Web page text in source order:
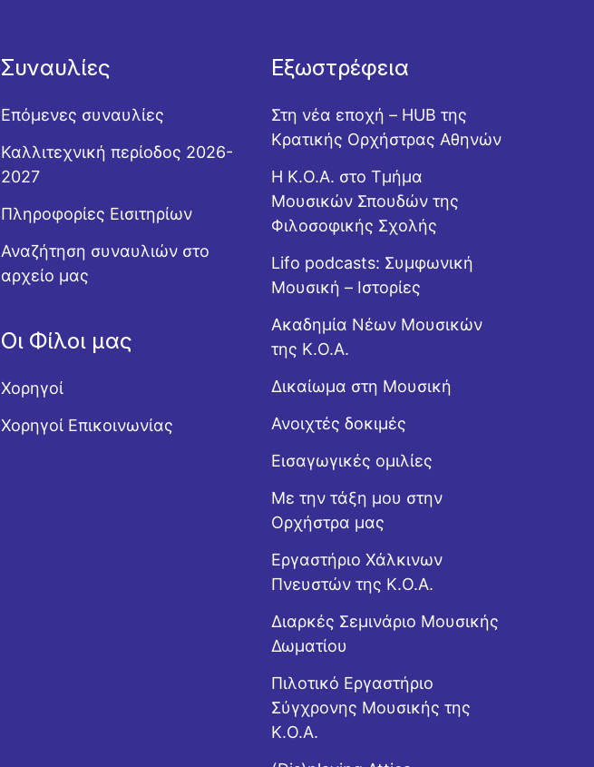
Συναυλίες
Επόμενες συναυλίες
Καλλιτεχνική περίοδος 2026-
2027
Πληροφορίες Εισιτηρίων
Αναζήτηση συναυλιών στο
αρχείο μας
Οι Φίλοι μας
Χορηγοί
Χορηγοί Επικοινωνίας
Εξωστρέφεια
Στη νέα εποχή – HUB της
Κρατικής Ορχήστρας Αθηνών
Η Κ.Ο.Α. στο Τμήμα
Μουσικών Σπουδών της
Φιλοσοφικής Σχολής
Lifo podcasts: Συμφωνική
Μουσική – Ιστορίες
Ακαδημία Νέων Μουσικών
της Κ.Ο.Α.
Δικαίωμα στη Μουσική
Ανοιχτές δοκιμές
Εισαγωγικές ομιλίες
Με την τάξη μου στην
Ορχήστρα μας
Εργαστήριo Χάλκινων
Πνευστών της Κ.Ο.Α.
Διαρκές Σεμινάριο Μουσικής
Δωματίου
Πιλοτικό Εργαστήριο
Σύγχρονης Μουσικής της
Κ.Ο.Α.